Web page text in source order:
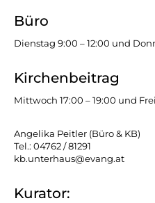
Büro
Dienstag 9:00 – 12:00 und
Kirchenbeitrag
Mittwoch 17:00 – 19:00 und
Angelika Peitler (Büro & KB)
Tel.: 04762 / 81291
kb.unterhaus@evang.at
Kurator: